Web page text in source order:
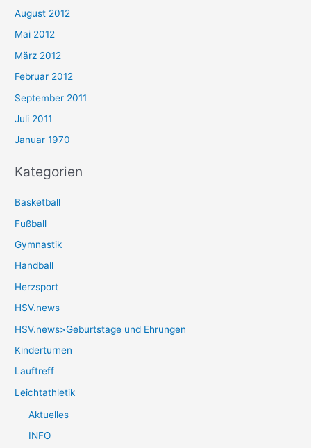
August 2012
Mai 2012
März 2012
Februar 2012
September 2011
Juli 2011
Januar 1970
Kategorien
Basketball
Fußball
Gymnastik
Handball
Herzsport
HSV.news
HSV.news>Geburtstage und Ehrungen
Kinderturnen
Lauftreff
Leichtathletik
Aktuelles
INFO